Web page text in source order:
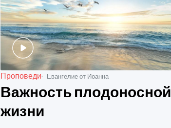
Проповеди Евангелие от Иоанна
Важность плодоносной
жизни